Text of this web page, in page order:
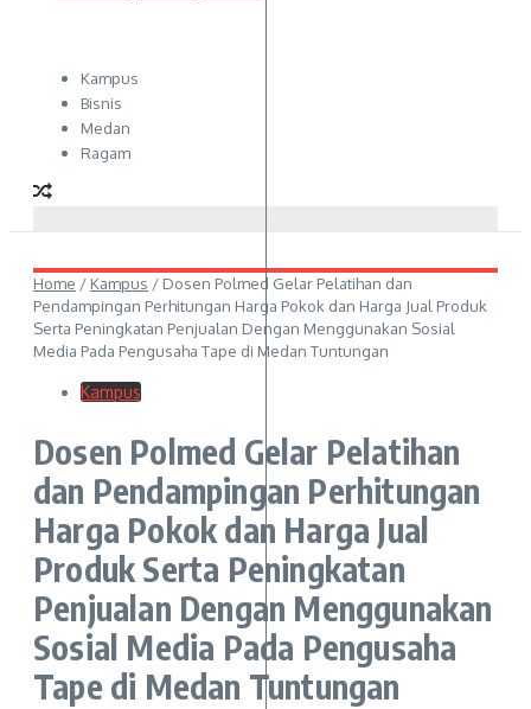
Kampus
Bisnis
Medan
Ragam
Home / Kampus / Dosen Polmed Gelar Pelatihan dan
Pendampingan Perhitungan Harga Pokok dan Harga Jual Produk
Serta Peningkatan Penjualan Dengan Menggunakan Sosial
Media Pada Pengusaha Tape di Medan Tuntungan
Kampus
Dosen Polmed Gelar Pelatihan
dan Pendampingan Perhitungan
Harga Pokok dan Harga Jual
Produk Serta Peningkatan
Penjualan Dengan Menggunakan
Sosial Media Pada Pengusaha
Tape di Medan Tuntungan